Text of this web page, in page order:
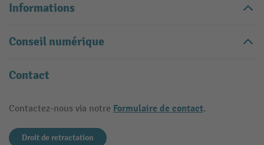
Informations
Conseil numérique
Contact
Contactez-nous via notre Formulaire de contact.
Droit de retractation